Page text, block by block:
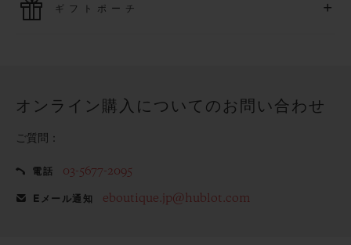
ご購入は迅速で安全に処理され、お客様の個人情報は確実に
ギフトポーチ +
オンライン購入についてのお問い合わせ
ご質問：
電話 03-5677-2095
Eメール通知 eboutique.jp@hublot.com